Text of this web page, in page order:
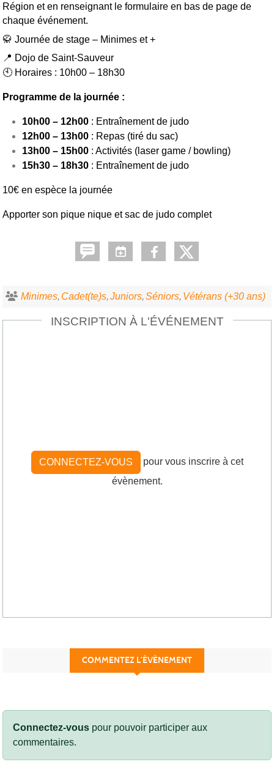
Région et en renseignant le formulaire en bas de page de
chaque événement.
🥋 Journée de stage – Minimes et +
📍 Dojo de Saint-Sauveur
🕙 Horaires : 10h00 – 18h30
Programme de la journée :
10h00 – 12h00 : Entraînement de judo
12h00 – 13h00 : Repas (tiré du sac)
13h00 – 15h00 : Activités (laser game / bowling)
15h30 – 18h30 : Entraînement de judo
10€ en espèce la journée
Apporter son pique nique et sac de judo complet
Minimes Cadet(te)s Juniors Séniors Vétérans (+30 ans)
INSCRIPTION À L'ÉVÉNEMENT
CONNECTEZ-VOUS
pour vous inscrire à cet
évènement.
COMMENTEZ L’ÉVÈNEMENT
Connectez-vous pour pouvoir participer aux
commentaires.